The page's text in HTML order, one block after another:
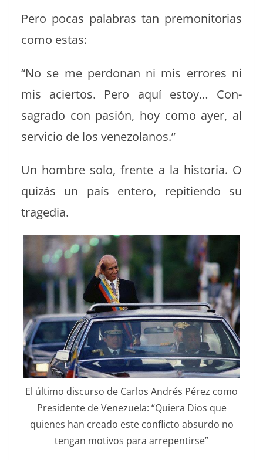
Pero pocas pal­abras tan pre­mon­i­to­rias
como estas:
“No se me per­do­nan ni mis errores ni
mis acier­tos. Pero aquí estoy… Con­
sagra­do con pasión, hoy como ayer, al
ser­vi­cio de los venezolanos.”
Un hom­bre solo, frente a la his­to­ria. O
quizás un país entero, repi­tien­do su
tragedia.
El últi­mo dis­cur­so de Car­los Andrés Pérez como
Pres­i­dente de Venezuela: “Quiera Dios que
quienes han crea­do este con­flic­to absur­do no
ten­gan motivos para arrepentirse”